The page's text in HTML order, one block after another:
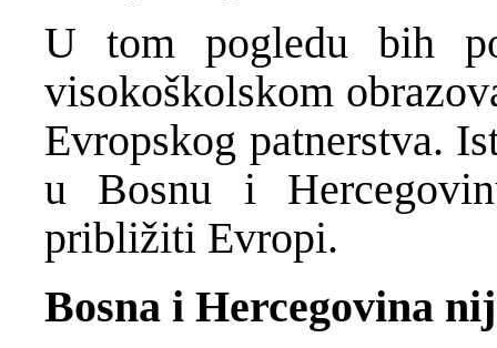
U tom pogledu bih
visokoškolskom
Evropskog patnerstva.
u Bosnu i
približiti Evropi.
Bosna i Hercegovina